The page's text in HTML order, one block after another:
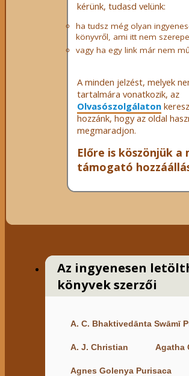
kérünk, tudasd velünk:
ha tudsz még olyan
könyvről, ami itt nem
vagy ha egy link már nem
A minden jelzést, melyek
tartalmára vonatkozik, az
Olvasószolgálaton
hozzánk, hogy az oldal
megmaradjon.
Előre is köszönjük a
támogató
Az ingyenesen
könyvek szerzői
A. C. Bhaktivedānta Swāmī
A. J. Christian Agatha
Agnes Golenya Purisaca